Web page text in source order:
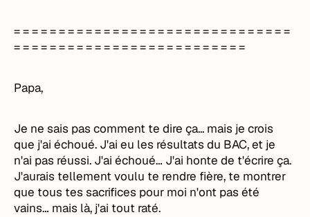
= = = = = = = = = = = = = = = = = = = = = = = = = = = = = = =
= = = = = = = = = = = = = = = = = = = = = = = = = =
Papa,
Je ne sais pas comment te dire ça... mais je crois
que j'ai échoué. J'ai eu les résultats du BAC, et je
n'ai pas réussi. J'ai échoué… J'ai honte de t'écrire ça.
J'aurais tellement voulu te rendre fière, te montrer
que tous tes sacrifices pour moi n'ont pas été
vains… mais là, j'ai tout raté.